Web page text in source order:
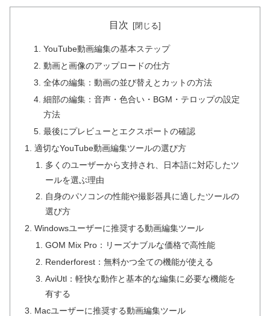
目次
YouTube動画編集の基本ステップ
動画と画像のアップロードの仕方
全体の編集：動画の並び替えとカットの方法
細部の編集：音声・色合い・BGM・テロップの設定
方法
最後にプレビューとエクスポートの確認
適切なYouTube動画編集ツールの選び方
多くのユーザーから支持され、日本語に対応したツ
ールを選ぶ理由
自身のパソコンの性能や撮影器具に適したツールの
選び方
Windowsユーザーに推奨する動画編集ツール
GOM Mix Pro：リーズナブルな価格で高性能
Renderforest：無料かつ全ての機能が使える
AviUtl：軽快な動作と基本的な編集に必要な機能を
有する
Macユーザーに推奨する動画編集ツール